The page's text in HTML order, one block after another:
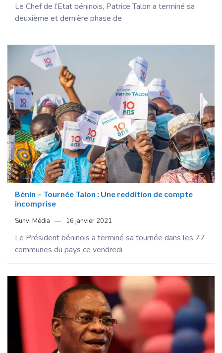
Le Chef de l’Etat béninois, Patrice Talon a terminé sa
deuxième et dernière phase de
Bénin – Tournée Talon : Une reddition de compte
incomprise
Sunvi Média 16 janvier 2021
Le Président béninois a terminé sa tournée dans les 77
communes du pays ce vendredi